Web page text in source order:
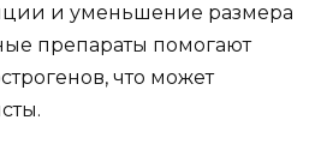
и уменьшение размера
препараты помогают
что может